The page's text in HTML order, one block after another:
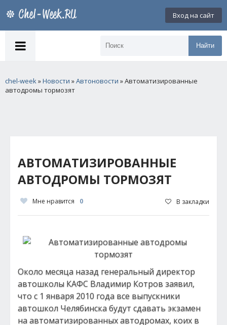
Вход на сайт
Найти
chel-week»Новости »Автоновости » Автоматизированные
автодромы тормозят
АВТОМАТИЗИРОВАННЫЕ
АВТОДРОМЫ ТОРМОЗЯТ
Мне нравится 0 В закладки
Около месяца назад генеральный директор
автошколы КАФС Владимир Котров заявил,
что с 1 января 2010 года все выпускники
автошкол Челябинска будут сдавать экзамен
на автоматизированных автодромах, коих в